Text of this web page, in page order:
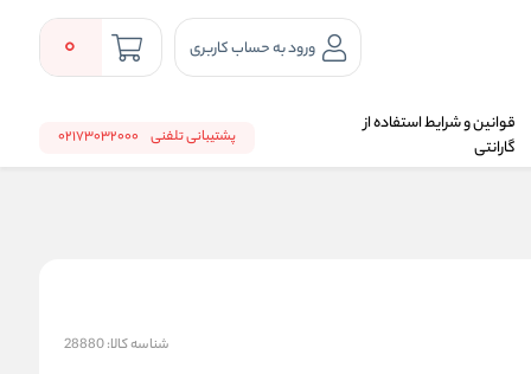
ورود به حساب کاربری 0
قوانین و شرایط استفاده از
گارانتی
پشتیبانی تلفنی 02173032000
شناسه کالا:28880